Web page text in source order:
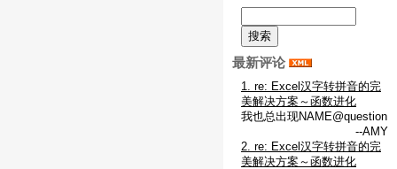
最新评论
1. re: Excel汉字转拼音的完
美解决方案～函数进化
我也总出现NAME@question
--AMY
2. re: Excel汉字转拼音的完
美解决方案～函数进化